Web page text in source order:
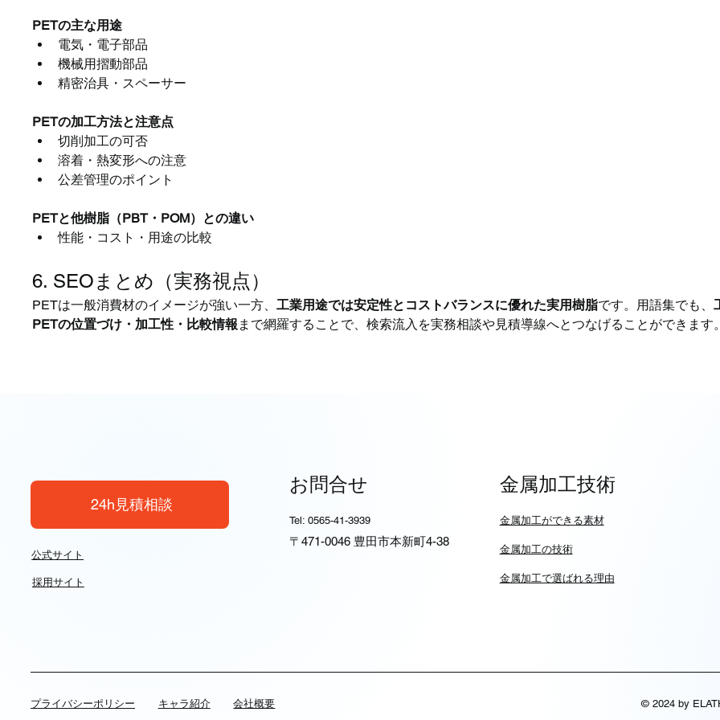
PETの主な用途
電気・電子部品
機械用摺動部品
精密治具・スペーサー
PETの加工方法と注意点
切削加工の可否
溶着・熱変形への注意
公差管理のポイント
PETと他樹脂（PBT・POM）との違い
性能・コスト・用途の比較
6. SEOまとめ（実務視点）
PETは一般消費材のイメージが強い一方、工業用途では安定性とコストバランスに優れた実用樹脂です。用語集でも、
PETの位置づけ・加工性・比較情報 まで網羅することで、検索流入を実務相談や見積導線へとつなげることができます。
24h見積相談
公式サイト
採用サイト
お問合せ
Tel: 0565-41-3939
〒471-0046 豊田市本新町4-38
金属加工技術
​金属加工ができる素材
​金属加工の技術
金属加工で選ばれる理由
© 2024 by
​プライバシーポリシー キャラ紹介 会社概要